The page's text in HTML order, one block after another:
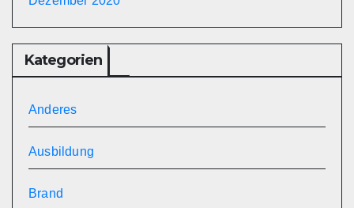
Kategorien
Anderes
Ausbildung
Brand